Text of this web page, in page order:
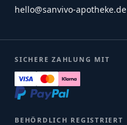
hello@sanvivo-apotheke.de
SICHERE ZAHLUNG MIT
BEHÖRDLICH REGISTRIERT